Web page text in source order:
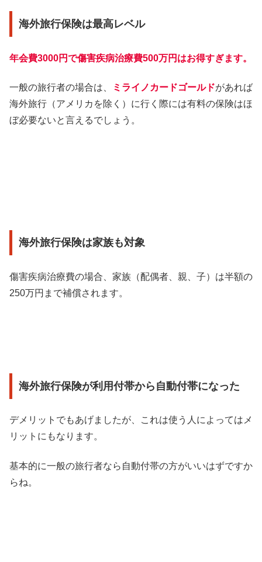
海外旅行保険は最高レベル
年会費3000円で傷害疾病治療費500万円はお得すぎます。
一般の旅行者の場合は、 ミライノカードゴールドがあれば
海外旅行（アメリカを除く）に行く際には有料の保険はほ
ぼ必要ないと言えるでしょう。
海外旅行保険は家族も対象
傷害疾病治療費の場合、家族（配偶者、親、子）は半額の
250万円まで補償されます。
海外旅行保険が利用付帯から自動付帯になった
デメリットでもあげましたが、これは使う人によってはメ
リットにもなります。
基本的に一般の旅行者なら自動付帯の方がいいはずですか
らね。